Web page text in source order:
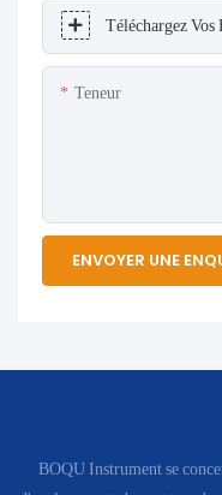
Téléchargez Vos
Teneur
ENVOYER UNE
BOQU Instrument se